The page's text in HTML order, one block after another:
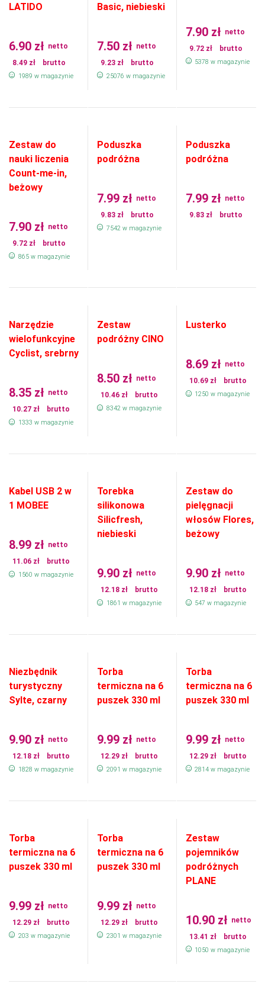
LATIDO
6.90 zł netto
8.49 zł brutto
1989 w magazynie
Basic, niebieski
7.50 zł netto
9.23 zł brutto
25076 w magazynie
7.90 zł netto
9.72 zł brutto
5378 w magazynie
Zestaw do
nauki liczenia
Count-me-in,
beżowy
7.90 zł netto
9.72 zł brutto
865 w magazynie
Poduszka
podróżna
7.99 zł netto
9.83 zł brutto
7542 w magazynie
Poduszka
podróżna
7.99 zł netto
9.83 zł brutto
Narzędzie
wielofunkcyjne
Cyclist, srebrny
8.35 zł netto
10.27 zł brutto
1333 w magazynie
Zestaw
podróżny CINO
8.50 zł netto
10.46 zł brutto
8342 w magazynie
Lusterko
8.69 zł netto
10.69 zł brutto
1250 w magazynie
Kabel USB 2 w
1 MOBEE
8.99 zł netto
11.06 zł brutto
1560 w magazynie
Torebka
silikonowa
Silicfresh,
niebieski
9.90 zł netto
12.18 zł brutto
1861 w magazynie
Zestaw do
pielęgnacji
włosów Flores,
beżowy
9.90 zł netto
12.18 zł brutto
547 w magazynie
Niezbędnik
turystyczny
Sylte, czarny
9.90 zł netto
12.18 zł brutto
1828 w magazynie
Torba
termiczna na 6
puszek 330 ml
9.99 zł netto
12.29 zł brutto
2091 w magazynie
Torba
termiczna na 6
puszek 330 ml
9.99 zł netto
12.29 zł brutto
2814 w magazynie
Torba
termiczna na 6
puszek 330 ml
9.99 zł netto
12.29 zł brutto
203 w magazynie
Torba
termiczna na 6
puszek 330 ml
9.99 zł netto
12.29 zł brutto
2301 w magazynie
Zestaw
pojemników
podróżnych
PLANE
10.90 zł netto
13.41 zł brutto
1050 w magazynie